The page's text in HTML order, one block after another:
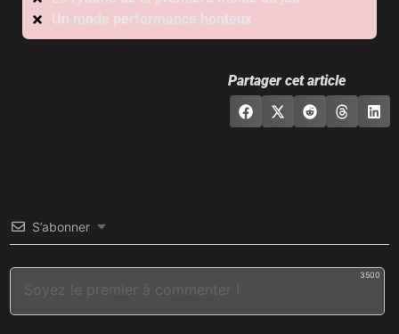
Un mode performance honteux
Partager cet article
S’abonner
3500